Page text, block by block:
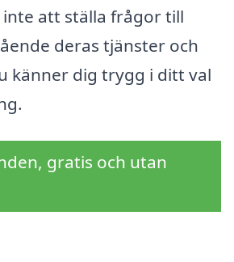
att ställa frågor till
deras tjänster och
känner dig trygg i ditt val
gratis och utan